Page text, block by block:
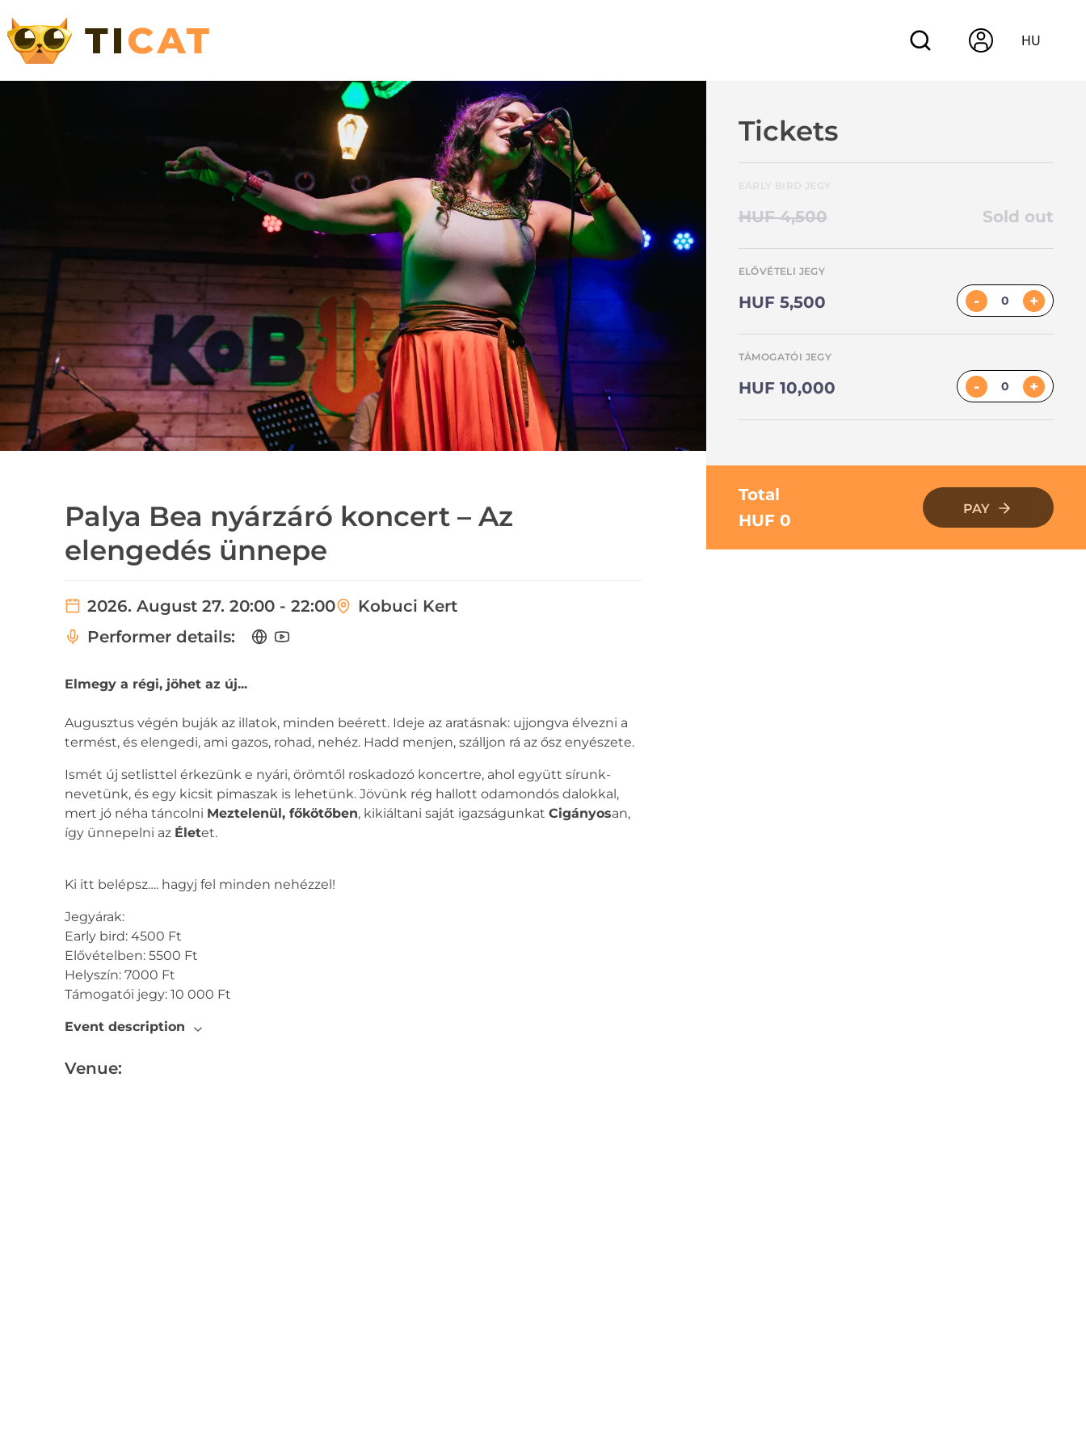
HU
Palya Bea nyárzáró koncert – Az
elengedés ünnepe
2026. August 27. 20:00 - 22:00
Kobuci Kert
Performer details:
Tickets
HUF 4,500 Sold out
ELŐVÉTELI JEGY
HUF 5,500 - +
TÁMOGATÓI JEGY
HUF 10,000 - +
Total
HUF 0
PAY
Elmegy a régi, jöhet az új...
Augusztus végén buják az illatok, minden beérett. Ideje az aratásnak: ujjongva élvezni a
termést, és elengedi, ami gazos, rohad, nehéz. Hadd menjen, szálljon rá az ősz enyészete.
Ismét új setlisttel érkezünk e nyári, örömtől roskadozó koncertre, ahol együtt sírunk-
nevetünk, és egy kicsit pimaszak is lehetünk. Jövünk rég hallott odamondós dalokkal,
mert jó néha táncolni Meztelenül, főkötőben, kikiáltani saját igazságunkat Cigányosan,
így ünnepelni az Életet.
Ki itt belépsz…. hagyj fel minden nehézzel!
Jegyárak:
Early bird: 4500 Ft
Elővételben: 5500 Ft
Helyszín: 7000 Ft
Támogatói jegy: 10 000 Ft
Event description
Venue: